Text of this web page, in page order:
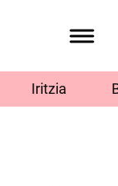
Iritzia